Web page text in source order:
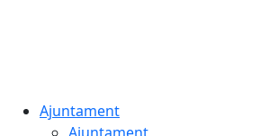
Ajuntament